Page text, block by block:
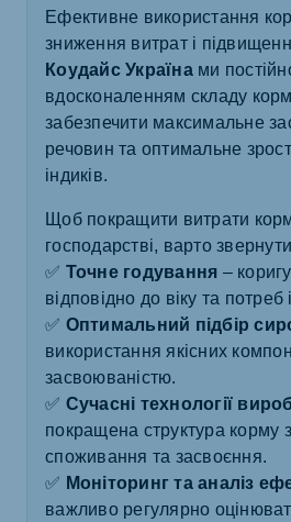
Ефективне використання
зниження витрат і
Коудайс Українами
вдосконаленням складу
забезпечити максимальне
речовин та оптимальне
індиків.
Щоб покращити витрати
господарстві, варто
✅ Точне годування –
відповідно до віку та потреб
✅ Оптимальний підбір
використання якісних
засвоюваністю.
✅ Сучасні технології
покращена структура корму
споживання та засвоєння.
✅ Моніторинг та аналіз
важливо регулярно